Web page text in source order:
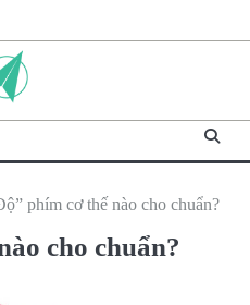
phím cơ thế nào cho chuẩn?
cho chuẩn?